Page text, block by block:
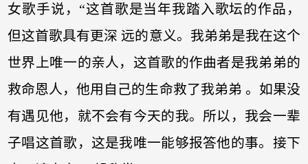
女歌手说，“这首歌是当年我踏入歌坛的作品，
但这首歌具有更深 远的意义。我弟弟是我在这个
世界上唯一的亲人，这首歌的作曲者是我弟弟的
救命恩人，他用自己的生命救了我弟弟 。如果没
有遇见他，就不会有今天的我。所以，我会一辈
子唱这首歌，这是我唯一能够报答他的事。接下